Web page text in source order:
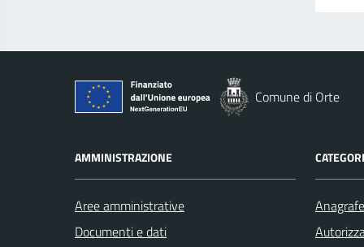
Comune di Orte
AMMINISTRAZIONE
Aree amministrative
Documenti e dati